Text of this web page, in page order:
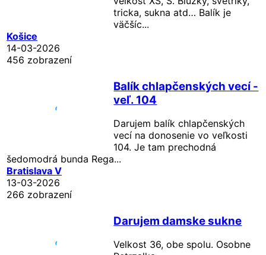
tricka, sukna atd… Balík je
väčšíc...
Košice
14-03-2026
456 zobrazení
Balík chlapčenských vecí -
veľ. 104
Darujem balík chlapčenských
vecí na donosenie vo veľkosti
104. Je tam prechodná
šedomodrá bunda Rega...
Bratislava V
13-03-2026
266 zobrazení
Darujem damske sukne
Velkost 36, obe spolu. Osobne